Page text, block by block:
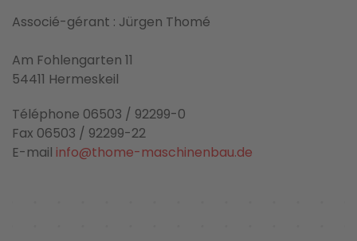
Associé-gérant : Jürgen Thomé
Am Fohlengarten 11
54411 Hermeskeil
Téléphone 06503 / 92299-0
Fax 06503 / 92299-22
E-mail info@thome-maschinenbau.de